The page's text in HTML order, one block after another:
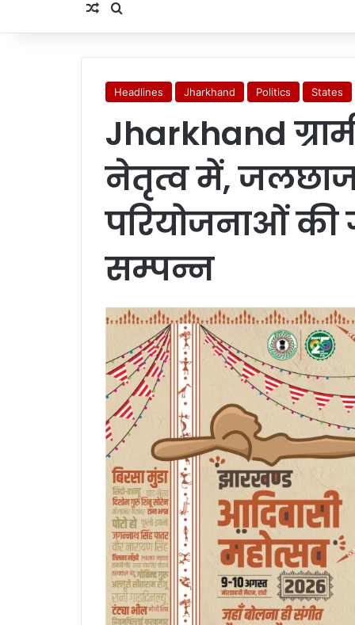
Random Article
Search for
Headlines Jharkhand Politics States
Jharkhand
नेतृत्व में,
परियोजनाओं की
सम्पन्न